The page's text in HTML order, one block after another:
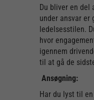
Du bliver en del
under ansvar er
ledelsesstilen.
hvor
igennem
til at gå de
Ansøgning:
Har du lyst til